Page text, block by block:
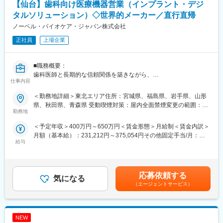
みや、キャリア形成の相談等、伴走者として活躍をサポートしま
す。また知識・スキルレベルを上げるために様々な研修をご用意
しています。
変更の範囲：会社の定める業務
をもとに内装工事業者へ指示出し・打ち合わせを行う。
※工事業者への指示出し図面については、別途、社内においる
CADで製図を作成する担当者がいます。ただし、CAD製図担当者
への説明ために、簡単な図面（平面プラン）を作図する必要があ
ります。内部資料のため手描きレベルです。
■取扱製品
治療用チェア（Treatment Center）
■担当エリア
商談の見込み段階から設備導入までのプロセス（3～6か月程度）
方が描く医院の姿の実現をサポートするやりがいのある役割で
す。出張ベースで、担当エリア全域のお客様を担当いただきま
■研修
【仙台】歯科向け医療機器営業（インプラント・デジ
タルソリューション）◇世界的メーカー／直行直帰
ノーベル・バイオケア・ジャパン株式会社
正社員 上場企業
仕事内容
■職務概要：
歯科医師と長期的な信頼関係を築きながら、
治療の質と医院経営の向上に貢献する直販スタイルの営業職で
す。
■職務詳細：
１．歯科医師・歯科技工士への提案営業
製品の適切な使用方法、新しい治療手法や症例情報の提供
新規顧客の開拓および既存顧客との関係構築
２．担当エリアの営業計画・目標管理
会社・部門方針に基づいた担当エリアの営業計画策定
勤務地
＜勤務地詳細＞東北エリア住所：宮城県、福島県、岩手県、山形
県、秋田県、青森県 受動喫煙対策：屋内全面禁煙変更の範囲：会
給与
＜予定年収＞400万円～650万円＜賃金形態＞月給制＜賃金内訳＞
月額（基本給）：231,212円～375,054円その他固定手当/月：
月に支給※ターゲット額：72万円～117万円（未経験者の場合、40
万円～65万円）※固定残業（55時間）込みとなります。賃金はあ
くまでも目安の金額であり、選考を通じて上下する可能性があり
ます。月給(月額)は固定手当を含めた表記です。
気になる 応募依頼する
（エージェントサービス）
NEW